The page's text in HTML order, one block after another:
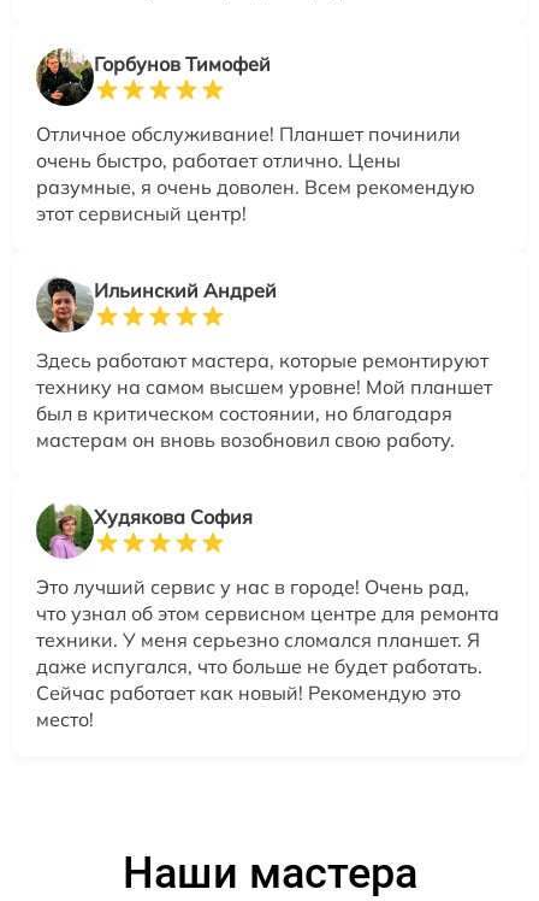
Горбунов Тимофей
Отличное обслуживание! Планшет починили
очень быстро, работает отлично. Цены
разумные, я очень доволен. Всем рекомендую
этот сервисный центр!
Ильинский Андрей
Здесь работают мастера, которые ремонтируют
технику на самом высшем уровне! Мой планшет
был в критическом состоянии, но благодаря
мастерам он вновь возобновил свою работу.
Худякова София
Это лучший сервис у нас в городе! Очень рад,
что узнал об этом сервисном центре для ремонта
техники. У меня серьезно сломался планшет. Я
даже испугался, что больше не будет работать.
Сейчас работает как новый! Рекомендую это
место!
Наши мастера